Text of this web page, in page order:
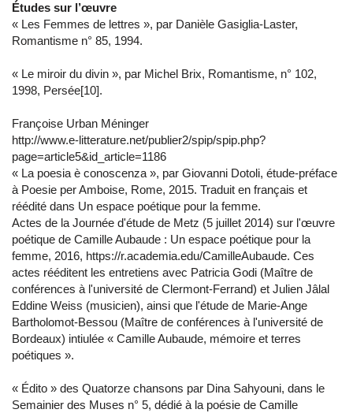
Études sur l’œuvre
« Les Femmes de lettres », par Danièle Gasiglia-Laster,
Romantisme n° 85, 1994.
« Le miroir du divin », par Michel Brix, Romantisme, n° 102,
1998, Persée[10].
Françoise Urban Méninger
http://www.e-litterature.net/publier2/spip/spip.php?
page=article5&id_article=1186
« La poesia è conoscenza », par Giovanni Dotoli, étude-préface
à Poesie per Amboise, Rome, 2015. Traduit en français et
réédité dans Un espace poétique pour la femme.
Actes de la Journée d'étude de Metz (5 juillet 2014) sur l'œuvre
poétique de Camille Aubaude : Un espace poétique pour la
femme, 2016, https://r.academia.edu/CamilleAubaude. Ces
actes rééditent les entretiens avec Patricia Godi (Maître de
conférences à l'université de Clermont-Ferrand) et Julien Jâlal
Eddine Weiss (musicien), ainsi que l'étude de Marie-Ange
Bartholomot-Bessou (Maître de conférences à l'université de
Bordeaux) intiulée « Camille Aubaude, mémoire et terres
poétiques ».
« Édito » des Quatorze chansons par Dina Sahyouni, dans le
Semainier des Muses n° 5, dédié à la poésie de Camille